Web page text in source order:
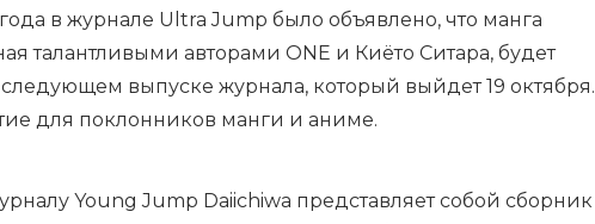
в журнале Ultra Jump было объявлено, что манга
талантливыми авторами ONE и Киёто Ситара, будет
следующем выпуске журнала, который выйдет 19 октября.
для поклонников манги и аниме.
Young Jump Daiichiwa представляет собой сборник